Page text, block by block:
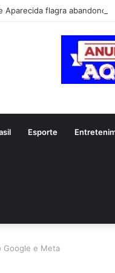
Aparecida flagra abandono
Esporte
Google e Meta